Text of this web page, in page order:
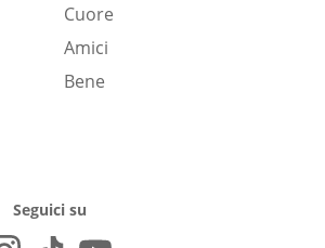
Cuore
Amici
Bene
Seguici su